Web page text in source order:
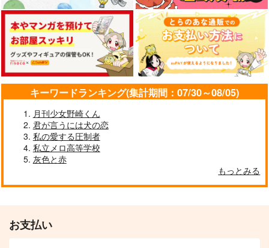
猫様の下僕
銀木犀
1,572円（税込）
佐野万次郎+黒川イザナ×花垣武道
サンプル
Hello again
Flax ornament
787円（税込）
武藤泰宏×三途春千夜
サンプル
図々しい位で丁度いい
drop
787円（税込）
武藤泰宏×三途春千夜
サンプル
サンプル
カート
サンプル
カート
キーワードランキング(集計期間：07/30～08/05)
月刊少女野崎くん
君が言うには犬の恋
私の愛する圧制者
私立メロ高等学校
灰色と赤
もっとみる
お支払い